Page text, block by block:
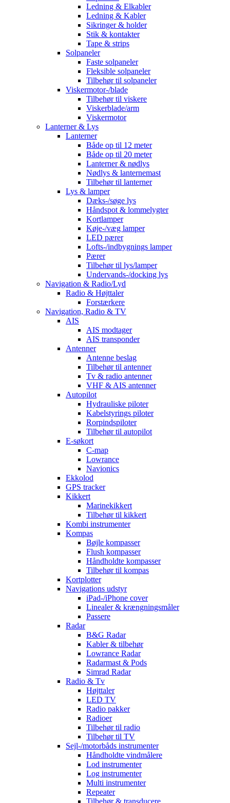
Ledning & Elkabler
Ledning & Kabler
Sikringer & holder
Stik & kontakter
Tape & strips
Solpaneler
Faste solpaneler
Fleksible solpaneler
Tilbehør til solpaneler
Viskermotor-/blade
Tilbehør til viskere
Viskerblade/arm
Viskermotor
Lanterner & Lys
Lanterner
Både op til 12 meter
Både op til 20 meter
Lanterner & nødlys
Nødlys & lanternemast
Tilbehør til lanterner
Lys & lamper
Dæks-/søge lys
Håndspot & lommelygter
Kortlamper
Køje-/væg lamper
LED pærer
Lofts-/indbygnings lamper
Pærer
Tilbehør til lys/lamper
Undervands-/docking lys
Navigation & Radio/Lyd
Radio & Højttaler
Forstærkere
Navigation, Radio & TV
AIS
AIS modtager
AIS transponder
Antenner
Antenne beslag
Tilbehør til antenner
Tv & radio antenner
VHF & AIS antenner
Autopilot
Hydrauliske piloter
Kabelstyrings piloter
Rorpindspiloter
Tilbehør til autopilot
E-søkort
C-map
Lowrance
Navionics
Ekkolod
GPS tracker
Kikkert
Marinekikkert
Tilbehør til kikkert
Kombi instrumenter
Kompas
Bøjle kompasser
Flush kompasser
Håndholdte kompasser
Tilbehør til kompas
Kortplotter
Navigations udstyr
iPad-/iPhone cover
Linealer & krængningsmåler
Passere
Radar
B&G Radar
Kabler & tilbehør
Lowrance Radar
Radarmast & Pods
Simrad Radar
Radio & Tv
Højttaler
LED TV
Radio pakker
Radioer
Tilbehør til radio
Tilbehør til TV
Sejl-/motorbåds instrumenter
Håndholdte vindmålere
Lod instrumenter
Log instrumenter
Multi instrumenter
Repeater